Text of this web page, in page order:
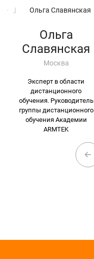
Ольга
Славянская
Москва
Эксперт в области
дистанционного
обучения. Руководитель
группы дистанционного
обучения Академии
ARMTEK